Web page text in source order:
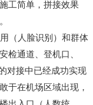
工简单，拼接效果
（人脸识别）和群体
检通道、登机口、
对接中已经成功实现
于在机场区域出现，